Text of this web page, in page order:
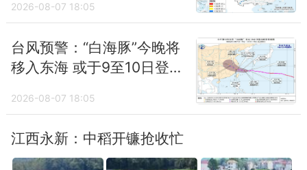
2026-08-07 18:05
台风预警：“白海豚”今晚将
移入东海 或于9至10日登
2026-08-07 18:05
江西永新：中稻开镰抢收忙